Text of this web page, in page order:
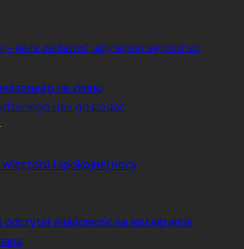
– jakie zadawać, aby lepiej się poznać
i jak go podać
wieczoru i spokojnej nocy
odczytał wiadomość na instagramie